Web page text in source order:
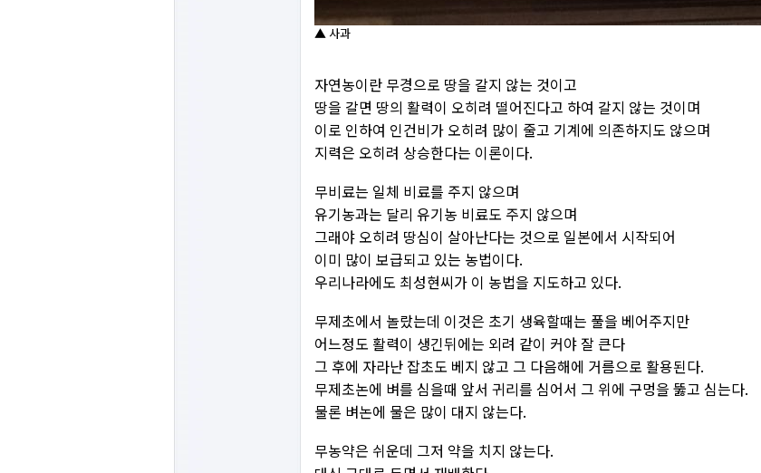
▲ 사과
자연농이란 무경으로 땅을 갈지 않는 것이고
땅을 갈면 땅의 활력이 오히려 떨어진다고 하여 갈지 않는 것이며
이로 인하여 인건비가 오히려 많이 줄고 기계에 의존하지도 않으며
지력은 오히려 상승한다는 이론이다.
무비료는 일체 비료를 주지 않으며
유기농과는 달리 유기농 비료도 주지 않으며
그래야 오히려 땅심이 살아난다는 것으로 일본에서 시작되어
이미 많이 보급되고 있는 농법이다.
우리나라에도 최성현씨가 이 농법을 지도하고 있다.
무제초에서 놀랐는데 이것은 초기 생육할때는 풀을 베어주지만
어느정도 활력이 생긴뒤에는 외려 같이 커야 잘 큰다
그 후에 자라난 잡초도 베지 않고 그 다음해에 거름으로 활용된다.
무제초논에 벼를 심을때 앞서 귀리를 심어서 그 위에 구멍을 뚫고 심는다.
물론 벼논에 물은 많이 대지 않는다.
무농약은 쉬운데 그저 약을 치지 않는다.